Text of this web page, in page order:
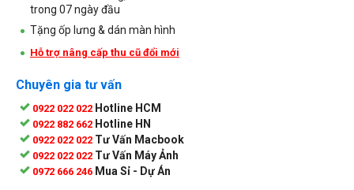
trong 07 ngày đầu
Tặng ốp lưng & dán màn hình
Hỗ trợ nâng cấp thu cũ đổi mới
Chuyên gia tư vấn
0922 022 022 Hotline HCM
0922 882 662 Hotline HN
0922 022 022 Tư Vấn Macbook
0922 022 022 Tư Vấn Máy Ảnh
0972 666 246 Mua Sỉ - Dự Án